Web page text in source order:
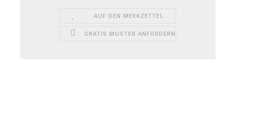
AUF DEN MERKZETTEL
GRATIS MUSTER ANFORDERN